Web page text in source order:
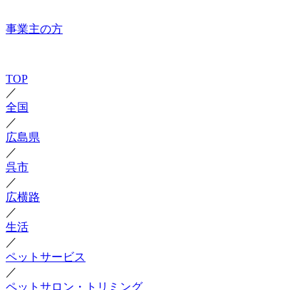
事業主の方
TOP
／
全国
／
広島県
／
呉市
／
広横路
／
生活
／
ペットサービス
／
ペットサロン・トリミング